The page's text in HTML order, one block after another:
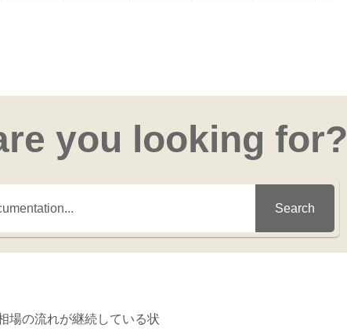
you looking for?
Search
場の流れが継続している状